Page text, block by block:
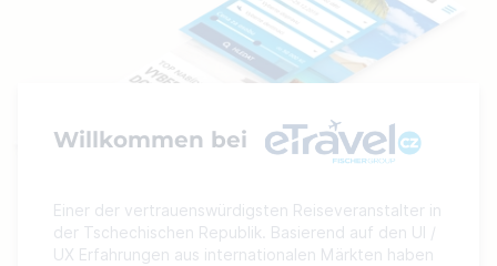
Willkommen bei
Einer der vertrauenswürdigsten Reiseveranstalter in
der Tschechischen Republik. Basierend auf den UI /
UX Erfahrungen aus internationalen Märkten haben